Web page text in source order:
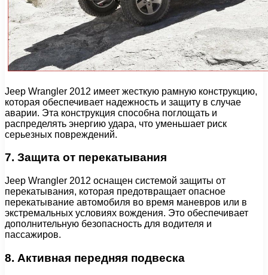
Jeep Wrangler 2012 имеет жесткую рамную конструкцию,
которая обеспечивает надежность и защиту в случае
аварии. Эта конструкция способна поглощать и
распределять энергию удара, что уменьшает риск
серьезных повреждений.
7. Защита от перекатывания
Jeep Wrangler 2012 оснащен системой защиты от
перекатывания, которая предотвращает опасное
перекатывание автомобиля во время маневров или в
экстремальных условиях вождения. Это обеспечивает
дополнительную безопасность для водителя и
пассажиров.
8. Активная передняя подвеска